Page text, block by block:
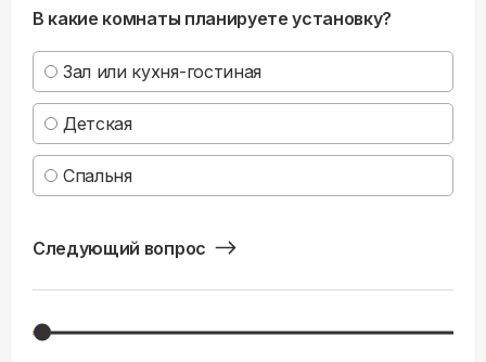
В какие комнаты планируете установку?
Зал или кухня-гостиная
Детская
Спальня
Следующий вопрос